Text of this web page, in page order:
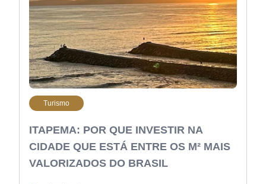
Turismo
ITAPEMA: POR QUE INVESTIR NA
CIDADE QUE ESTÁ ENTRE OS M² MAIS
VALORIZADOS DO BRASIL